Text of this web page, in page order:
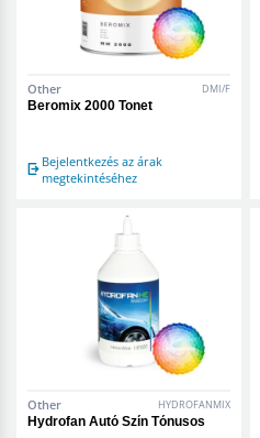
Other DMI/F
Beromix 2000 Tonet
Bejelentkezés az árak
megtekintéséhez
Other HYDROFANMIX
Hydrofan Autó Szín Tónusos